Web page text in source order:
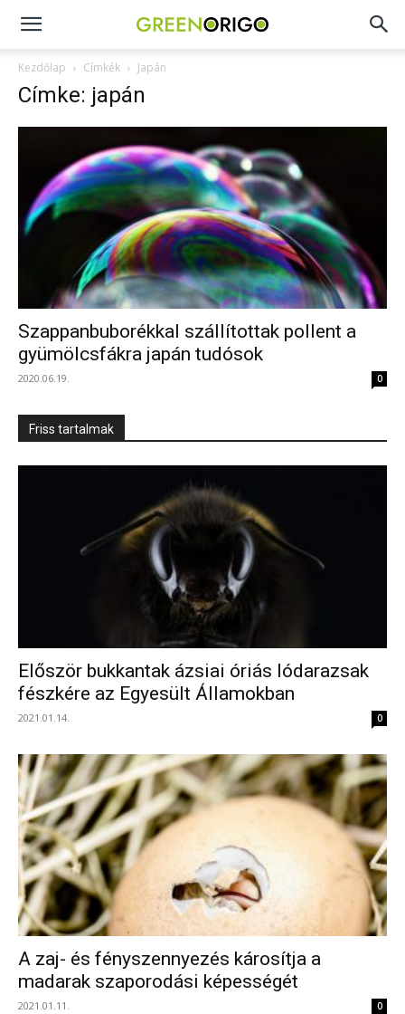
Green
Origo
Kezdőlap Címkék Japán
Címke: japán
Szappanbuborékkal szállítottak pollent a
gyümölcsfákra japán tudósok
2020.06.19. 0
Friss tartalmak
Először bukkantak ázsiai óriás lódarazsak
fészkére az Egyesült Államokban
2021.01.14. 0
A zaj- és fényszennyezés károsítja a
madarak szaporodási képességét
2021.01.11. 0